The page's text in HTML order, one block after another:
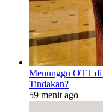
Menunggu OTT
Tindakan?
59 menit ago